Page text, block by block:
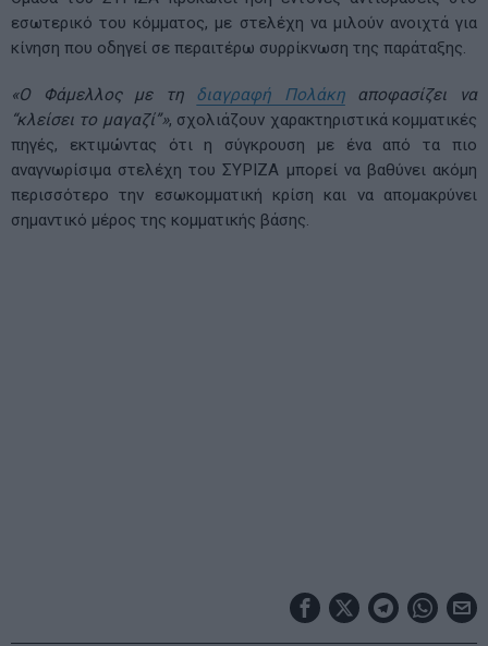
εσωτερικό του κόμματος, με στελέχη να μιλούν ανοιχτά για
κίνηση που οδηγεί σε περαιτέρω συρρίκνωση της παράταξης.
«Ο Φάμελλος με τη διαγραφή Πολάκηαποφασίζει να
“κλείσει το μαγαζί”», σχολιάζουν χαρακτηριστικά κομματικές
πηγές, εκτιμώντας ότι η σύγκρουση με ένα από τα πιο
αναγνωρίσιμα στελέχη του ΣΥΡΙΖΑ μπορεί να βαθύνει ακόμη
περισσότερο την εσωκομματική κρίση και να απομακρύνει
σημαντικό μέρος της κομματικής βάσης.